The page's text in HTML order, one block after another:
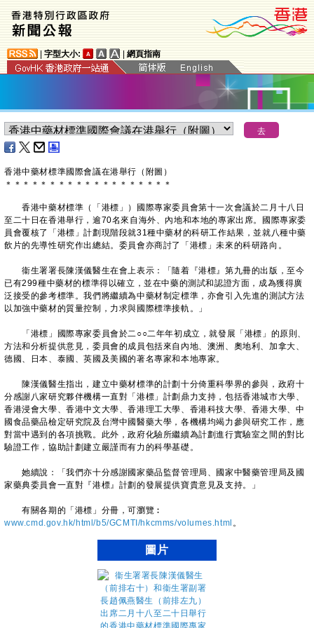
字型大小: 網頁指南
香港中藥材標準國際會議在港舉行（附圖）
＊ ＊ ＊ ＊ ＊ ＊ ＊ ＊ ＊ ＊ ＊ ＊ ＊ ＊ ＊ ＊ ＊ ＊ ＊
香港中藥材標準（「港標」）國際專家委員會第十一次會議於二月十八日
至二十日在香港舉行，逾70名來自海外、內地和本地的專家出席。國際專家委
員會覆核了「港標」計劃現階段就31種中藥材的科研工作結果，並就八種中藥
飲片的先導性研究作出總結。委員會亦商討了「港標」未來的科研路向。
衞生署署長陳漢儀醫生在會上表示：「隨着『港標』第九冊的出版，至今
已有299種中藥材的標準得以確立，並在中藥的測試和認證方面，成為獲得廣
泛接受的參考標準。我們將繼續為中藥材制定標準，亦會引入先進的測試方法
以加強中藥材的質量控制，力求與國際標準接軌。」
「港標」國際專家委員會於二○○二年年初成立，就發展「港標」的原則、
方法和分析提供意見，委員會的成員包括來自內地、澳洲、奧地利、加拿大、
德國、日本、泰國、英國及美國的著名專家和本地專家。
陳漢儀醫生指出，建立中藥材標準的計劃十分倚重科學界的參與，政府十
分感謝八家研究夥伴機構一直對「港標」計劃鼎力支持，包括香港城市大學、
香港浸會大學、香港中文大學、香港理工大學、香港科技大學、香港大學、中
國食品藥品檢定研究院及台灣中國醫藥大學，各機構均竭力參與研究工作，應
對當中遇到的各項挑戰。此外，政府化驗所繼續為計劃進行實驗室之間的對比
驗證工作，協助計劃建立嚴謹而有力的科學基礎。
她續說：「我們亦十分感謝國家藥品監督管理局、國家中醫藥管理局及國
家藥典委員會一直對『港標』計劃的發展提供寶貴意見及支持。」
有關各期的「港標」分冊，可瀏覽︰
www.cmd.gov.hk/html/b5/GCMTI/hkcmms/volumes.html 。
圖片